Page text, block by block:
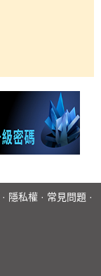
· 隱私權 · 常見問題 ·